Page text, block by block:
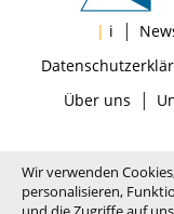
| i |
Über uns |
Wir verwenden
personalisieren,